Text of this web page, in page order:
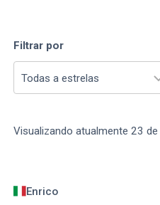
Filtrar por
Todas a estrelas
Visualizando atualmente 23 de
Enrico